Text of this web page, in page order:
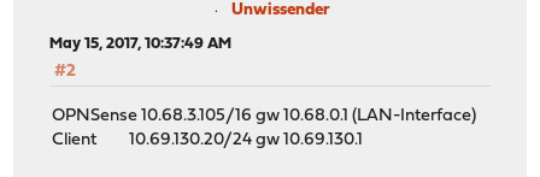
Unwissender
May 15, 2017, 10:37:49 AM
#2
OPNSense 10.68.3.105/16 gw 10.68.0.1 (LAN-Interface)
Client 10.69.130.20/24 gw 10.69.130.1